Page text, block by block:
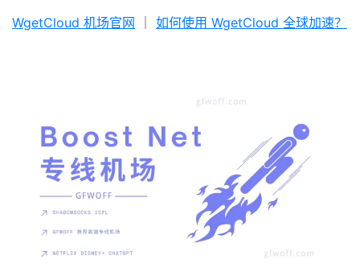
WgetCloud 机场官网 如何使用 WgetCloud 全球加速？